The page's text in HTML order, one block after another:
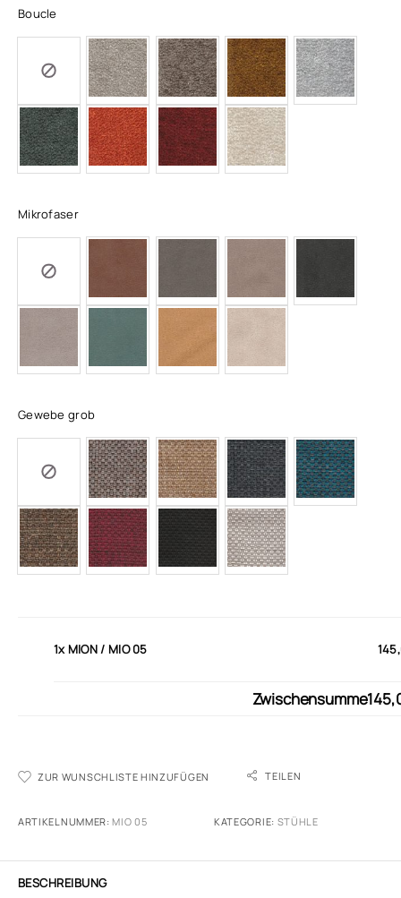
Boucle
Mikrofaser
Gewebe grob
1xMION / MIO 05
Zwischensumme
ZUR WUNSCHLISTE HINZUFÜGEN TEILEN
ARTIKELNUMMER:MIO 05 KATEGORIE: STÜHLE
BESCHREIBUNG